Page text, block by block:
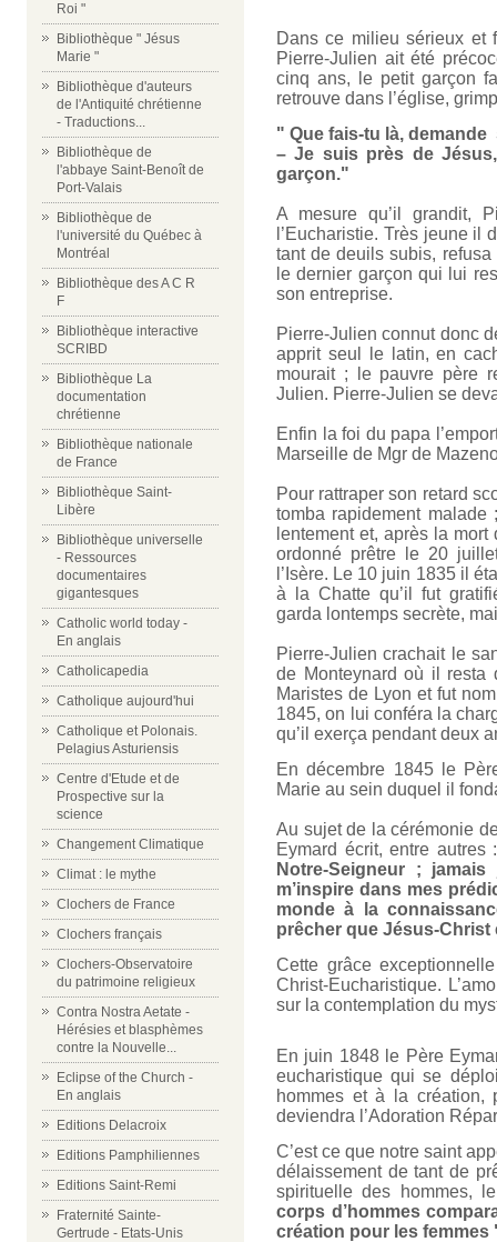
Roi "
Bibliothèque " Jésus
Marie "
Bibliothèque d'auteurs
de l'Antiquité chrétienne
- Traductions...
Bibliothèque de
l'abbaye Saint-Benoît de
Port-Valais
Bibliothèque de
l'université du Québec à
Montréal
Bibliothèque des A C R
F
Bibliothèque interactive
SCRIBD
Bibliothèque La
documentation
chrétienne
Bibliothèque nationale
de France
Bibliothèque Saint-
Libère
Bibliothèque universelle
- Ressources
documentaires
gigantesques
Catholic world today -
En anglais
Catholicapedia
Catholique aujourd'hui
Catholique et Polonais.
Pelagius Asturiensis
Centre d'Etude et de
Prospective sur la
science
Changement Climatique
Climat : le mythe
Clochers de France
Clochers français
Clochers-Observatoire
du patrimoine religieux
Contra Nostra Aetate -
Hérésies et blasphèmes
contre la Nouvelle...
Eclipse of the Church -
En anglais
Editions Delacroix
Editions Pamphiliennes
Editions Saint-Remi
Fraternité Sainte-
Gertrude - Etats-Unis
Dans ce milieu sérieux et
Pierre-Julien ait été
cinq ans, le petit garçon
retrouve dans l’église,
" Que fais-tu là,
– Je suis près de
garçon."
A mesure qu’il grandit,
l’Eucharistie. Très jeune
tant de deuils subis,
le dernier garçon qui lui
son entreprise.
Pierre-Julien connut donc
apprit seul le latin, en
mourait ; le pauvre père
Julien. Pierre-Julien se
Enfin la foi du papa
Marseille de Mgr de
Pour rattraper son retard
tomba rapidement
lentement et, après la
ordonné prêtre le 20
l’Isère. Le 10 juin 1835 il
à la Chatte qu’il fut
garda lontemps secrète,
Pierre-Julien crachait le
de Monteynard où il resta
Maristes de Lyon et fut
1845, on lui conféra la
qu’il exerça pendant deux
En décembre 1845 le
Marie au sein duquel il
Au sujet de la cérémonie
Eymard écrit, entre
Notre-Seigneur ;
m’inspire dans mes
monde à la
prêcher que Jésus-Christ
Cette grâce
Christ-Eucharistique.
sur la contemplation du
En juin 1848 le Père
eucharistique qui se
hommes et à la création,
deviendra l’Adoration
C’est ce que notre saint
délaissement de tant de
spirituelle des hommes,
corps d’hommes
création pour les femmes